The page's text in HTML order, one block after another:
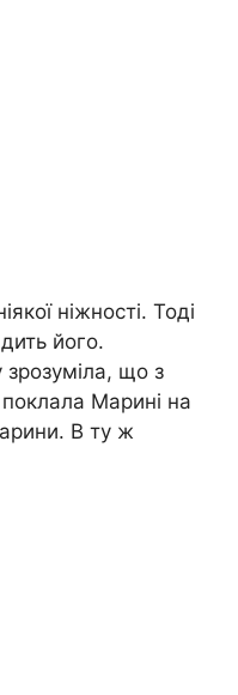
ніжності. Тоді
його.
що з
Марині на
В ту ж